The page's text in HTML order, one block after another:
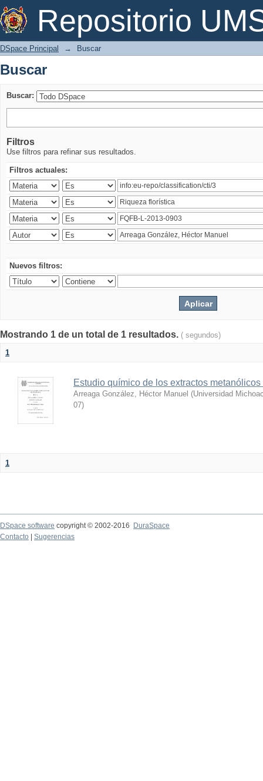
Repositorio
Buscar
DSpace Principal → Buscar
Buscar
Buscar:
Filtros
Use filtros para refinar sus resultados.
Filtros actuales:
Nuevos filtros:
Mostrando 1 de un total de 1 resultados. ( segundos)
1
Estudio químico de los extractos
Arreaga González, Héctor Manuel (Universidad
07)
1
DSpace software copyright © 2002-2016
DuraSpace
Contacto
Sugerencias